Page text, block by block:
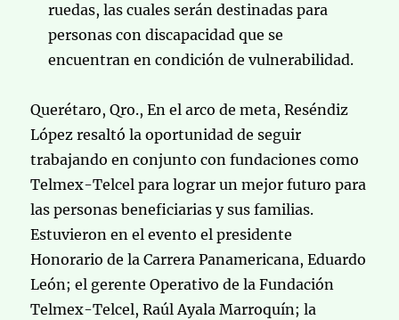
ruedas, las cuales serán destinadas para
personas con discapacidad que se
encuentran en condición de vulnerabilidad.
Querétaro, Qro., En el arco de meta, Reséndiz
López resaltó la oportunidad de seguir
trabajando en conjunto con fundaciones como
Telmex-Telcel para lograr un mejor futuro para
las personas beneficiarias y sus familias.
Estuvieron en el evento el presidente
Honorario de la Carrera Panamericana, Eduardo
León; el gerente Operativo de la Fundación
Telmex-Telcel, Raúl Ayala Marroquín; la